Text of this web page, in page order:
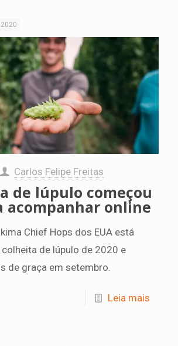
Carlos Felipe Freitas
de lúpulo começou
acompanhar online
Chief Hops dos EUA está
de lúpulo de 2020 e
de graça em setembro.
Leia mais